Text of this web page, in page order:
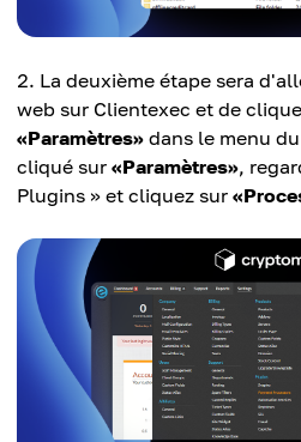
La deuxième étape sera
web sur Clientexec et de
«Paramètres» dans le menu
cliqué sur «Paramètres»,
Plugins » et cliquez sur